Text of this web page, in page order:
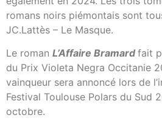
romans noirs piémontais sont
JC.Lattès – Le Masque.
Le roman L’Affaire Bramardfait
du Prix Violeta Negra Occitanie
vainqueur sera annoncé lors de
Festival Toulouse Polars du Sud
octobre.